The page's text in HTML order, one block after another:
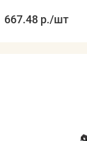
667.48 р./шт